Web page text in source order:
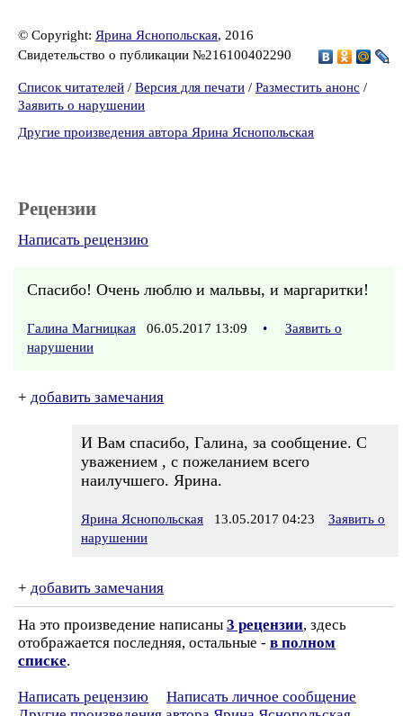
© Copyright: Ярина Яснопольская, 2016
Свидетельство о публикации №216100402290
Список читателей / Версия для печати / Разместить анонс /
Заявить о нарушении
Другие произведения автора Ярина Яснопольская
Рецензии
Написать рецензию
Спасибо! Очень люблю и мальвы, и маргаритки!
Галина Магницкая 06.05.2017 13:09 •
Заявить о
нарушении
+ добавить замечания
И Вам спасибо, Галина, за сообщение. С
уважением , с пожеланием всего
наилучшего. Ярина.
Ярина Яснопольская 13.05.2017 04:23
Заявить о
нарушении
+ добавить замечания
На это произведение написаны 3 рецензии, здесь
отображается последняя, остальные - в полном
списке.
Написать рецензию
Написать личное сообщение